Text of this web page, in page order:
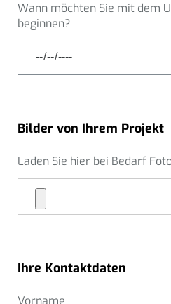
Wann möchten Sie mit dem
beginnen?
Bilder von Ihrem Projekt
Laden Sie hier bei Bedarf
Ihre Kontaktdaten